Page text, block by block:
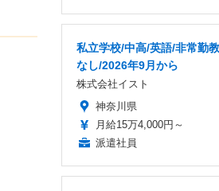
私立学校/中高/英語/非常勤
なし/2026年9月から
株式会社イスト
神奈川県
月給15万4,000円～
派遣社員